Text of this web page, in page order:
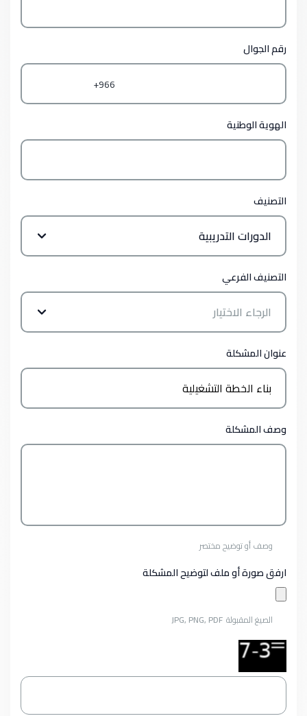
رقم الجوال
966+
الهوية الوطنية
التصنيف
الدورات التدريبية
التصنيف الفرعي
الرجاء الاختيار
عنوان المشكلة
وصف المشكلة
وصف أو توضيح مختصر
ارفق صورة أو ملف لتوضيح المشكلة
الصيغ المقبولة JPG, PNG, PDF